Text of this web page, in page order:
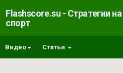
Flashscore.su - Стратегии на
спорт
Видео Статьи